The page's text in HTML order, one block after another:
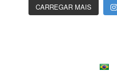
CARREGAR MAIS